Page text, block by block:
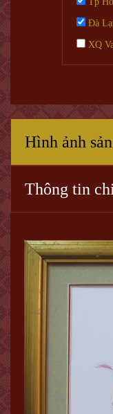
Đà
XQ
Hình ảnh
Thông tin